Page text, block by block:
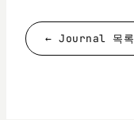
← Journal 목록